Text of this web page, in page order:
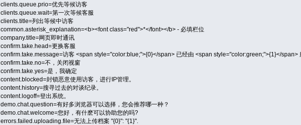
clients.queue.prio=优先等候访客
clients.queue.wait=第一次等候客服
clients.title=列出等候中访客
common.asterisk_explanation=<b><font class="red">*</font></b> - 必填栏位
company.title=网页即时通讯
confirm.take.head=更换客服
confirm.take.message=访客 <span style="color:blue;">{0}</span> 已经由 <span style="color:green;">{1}</span>
confirm.take.no=不，关闭视窗
confirm.take.yes=是，我确定
content.blocked=封锁恶意使用访客，进行IP管理。
content.history=搜寻过去的对谈纪录。
content.logoff=登出系统。
demo.chat.question=有好多浏览器可以选择，您会推荐哪一种？
demo.chat.welcome=您好，有什麽可以协助您的吗?
errors.failed.uploading.file=无法上传档案 "{0}": "{1}".